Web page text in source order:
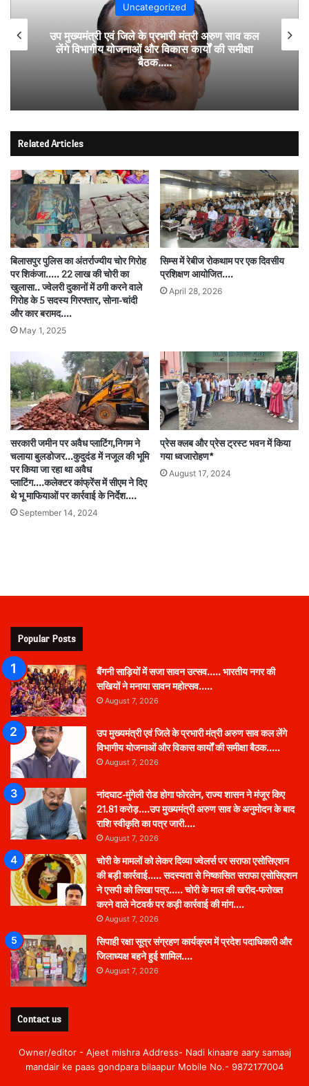
Uncategorized
उप मुख्यमंत्री एवं जिले के प्रभारी मंत्री अरुण साव कल
लेंगे विभागीय योजनाओं और विकास कार्यों की समीक्षा
बैठक…..
Related Articles
बिलासपुर पुलिस का अंतर्राज्यीय चोर गिरोह
पर शिकंजा….. 22 लाख की चोरी का
खुलासा.. ज्वेलरी दुकानों में ठगी करने वाले
गिरोह के 5 सदस्य गिरफ्तार, सोना-चांदी
और कार बरामद….
May 1, 2025
सिम्स में रेबीज रोकथाम पर एक दिवसीय
प्रशिक्षण आयोजित….
April 28, 2026
सरकारी जमीन पर अवैध प्लाटिंग,निगम ने
चलाया बुलडोजर…कुदुदंड में नजूल की भूमि
पर किया जा रहा था अवैध
प्लाटिंग….कलेक्टर कांफ्रेंस में सीएम ने दिए
थे भू माफियाओं पर कार्रवाई के निर्देश….
September 14, 2024
प्रेस क्लब और प्रेस ट्रस्ट भवन में किया
गया ध्वजारोहण*
August 17, 2024
Popular Posts
बैंगनी साड़ियों में सजा सावन उत्सव….. भारतीय नगर की
सखियों ने मनाया सावन महोत्सव…..
August 7, 2026
उप मुख्यमंत्री एवं जिले के प्रभारी मंत्री अरुण साव कल लेंगे
विभागीय योजनाओं और विकास कार्यों की समीक्षा बैठक…..
August 7, 2026
नांदघाट-मुंगेली रोड होगा फोरलेन, राज्य शासन ने मंजूर किए
21.81 करोड़….उप मुख्यमंत्री अरुण साव के अनुमोदन के बाद
राशि स्वीकृति का पत्र जारी….
August 7, 2026
चोरी के मामलों को लेकर दिव्या ज्वेलर्स पर सराफा एसोसिएशन
की बड़ी कार्रवाई….. सदस्यता से निष्कासित सराफा एसोसिएशन
ने एसपी को लिखा पत्र….. चोरी के माल की खरीद-फरोख्त
करने वाले नेटवर्क पर कड़ी कार्रवाई की मांग….
August 7, 2026
सिपाही रक्षा सूत्र संग्रहण कार्यक्रम में प्रदेश पदाधिकारी और
जिलाध्यक्ष बहने हुई शामिल….
August 7, 2026
Contact us
Owner/editor - Ajeet mishra Address- Nadi kinaare aary samaaj
mandair ke paas gondpara bilaapur Mobile No.- 9872177004